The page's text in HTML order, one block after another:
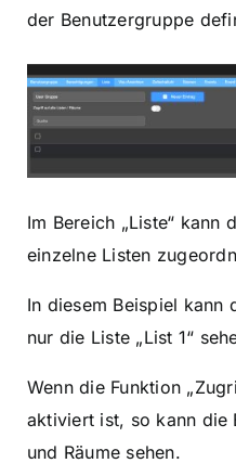
der Benutzergruppe
Im Bereich „Liste“ kann
einzelne Listen
In diesem Beispiel kann
nur die Liste „List 1“
Wenn die Funktion
aktiviert ist, so kann die
und Räume sehen.